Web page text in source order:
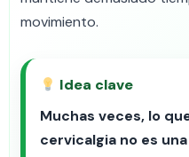
movimiento.
Idea clave
Muchas veces, lo
cervicalgia no es